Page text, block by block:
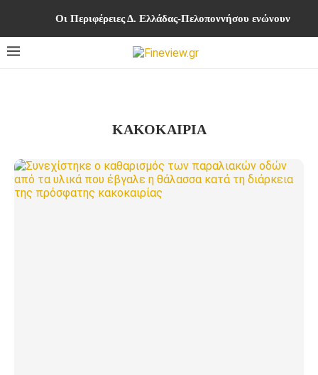
Οι Περιφέρειες Δ. Ελλάδας-Πελοποννήσου ενώνουν
ΚΑΚΟΚΑΙΡΙΑ